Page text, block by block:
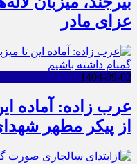
عزای مادر
1404-09-02
عرب زاده: آماده
از پیکر مطهر